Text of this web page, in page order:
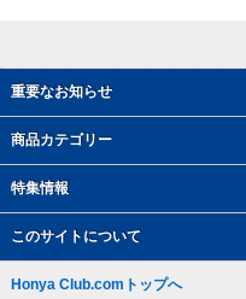
重要なお知らせ
商品カテゴリー
特集情報
このサイトについて
Honya Club.comトップへ